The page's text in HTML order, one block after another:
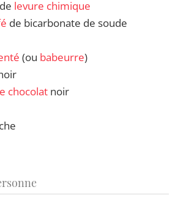
de levure chimique
de bicarbonate de soude
(ou babeurre)
chocolat noir